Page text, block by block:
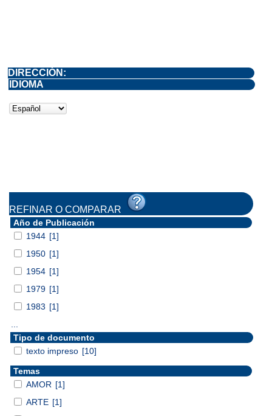
DIRECCIÓN:
IDIOMA
REFINAR O COMPARAR
Año de Publicación
1944 [1]
1950 [1]
1954 [1]
1979 [1]
1983 [1]
Tipo de documento
texto impreso [10]
Temas
AMOR [1]
ARTE [1]